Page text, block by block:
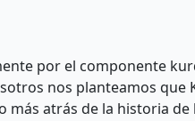
por el componente
nos planteamos que
atrás de la historia de